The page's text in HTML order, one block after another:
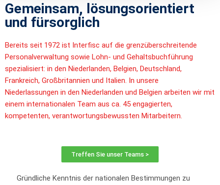
Gemeinsam, lösungsorientiert
und fürsorglich
Bereits seit 1972 ist Interfisc auf die grenzüberschreitende
Personalverwaltung sowie Lohn- und Gehaltsbuchführung
spezialisiert: in den Niederlanden, Belgien, Deutschland,
Frankreich, Großbritannien und Italien. In unsere
Niederlassungen in den Niederlanden und Belgien arbeiten wir mit
einem internationalen Team aus ca. 45 engagierten,
kompetenten, verantwortungsbewussten Mitarbeitern.
Treffen Sie unser Teams >
Gründliche Kenntnis der nationalen Bestimmungen zu